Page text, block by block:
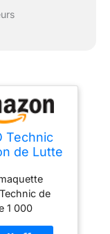
Technic
de Lutte
Pompier
pour
de
1 000